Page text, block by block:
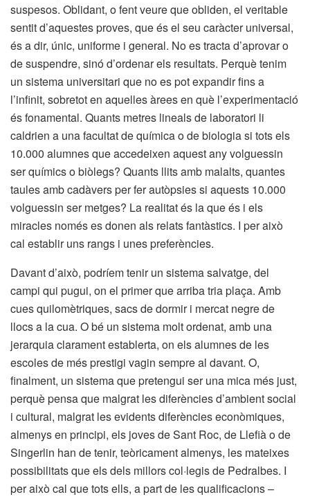
suspesos. Oblidant, o fent veure que obliden, el veritable
sentit d’aquestes proves, que és el seu caràcter universal,
és a dir, únic, uniforme i general. No es tracta d’aprovar o
de suspendre, sinó d’ordenar els resultats. Perquè tenim
un sistema universitari que no es pot expandir fins a
l’infinit, sobretot en aquelles àrees en què l’experimentació
és fonamental. Quants metres lineals de laboratori li
caldrien a una facultat de química o de biologia si tots els
10.000 alumnes que accedeixen aquest any volguessin
ser químics o biòlegs? Quants llits amb malalts, quantes
taules amb cadàvers per fer autòpsies si aquests 10.000
volguessin ser metges? La realitat és la que és i els
miracles només es donen als relats fantàstics. I per això
cal establir uns rangs i unes preferències.
Davant d’això, podríem tenir un sistema salvatge, del
campi qui pugui, on el primer que arriba tria plaça. Amb
cues quilomètriques, sacs de dormir i mercat negre de
llocs a la cua. O bé un sistema molt ordenat, amb una
jerarquia clarament establerta, on els alumnes de les
escoles de més prestigi vagin sempre al davant. O,
finalment, un sistema que pretengui ser una mica més just,
perquè pensa que malgrat les diferències d’ambient social
i cultural, malgrat les evidents diferències econòmiques,
almenys en principi, els joves de Sant Roc, de Llefià o de
Singerlin han de tenir, teòricament almenys, les mateixes
possibilitats que els dels millors col·legis de Pedralbes. I
per això cal que tots ells, a part de les qualificacions –